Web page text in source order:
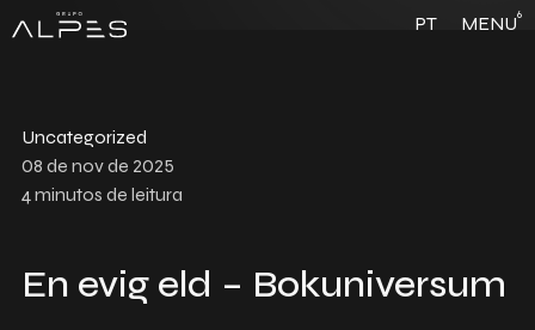
PT MENU6
Uncategorized
08 de nov de 2025
4minutos de leitura
En evig eld – Bokuniversum